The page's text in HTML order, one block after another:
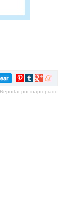
Compartir
Pinterest
Compartir
tumblr
Compartir
Google+
Compartir
meneame
Reportar por inapropiado